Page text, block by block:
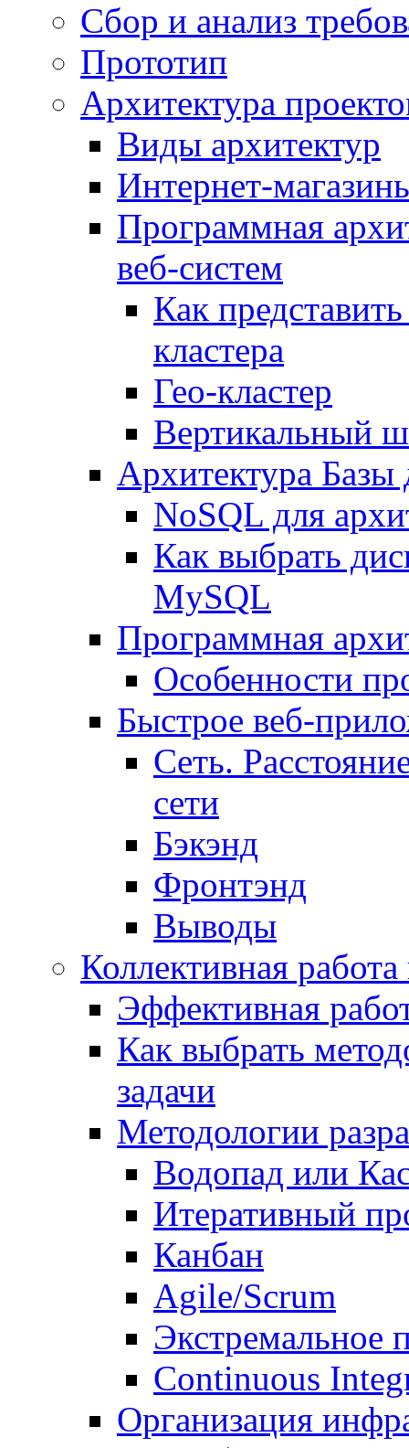
Сбор и анализ
Прототип
Архитектура
Виды архитектур
Интернет-
Программная
веб-систем
Как
кластера
Гео-кластер
Вертикальный
Архитектура
NoSQL для
Как выбрать
MySQL
Программная
Особенности
Быстрое веб-
Сеть.
сети
Бэкэнд
Фронтэнд
Выводы
Коллективная
Эффективная
Как выбрать
задачи
Методологии
Водопад или
Итеративный
Канбан
Agile/Scrum
Экстремальное
Continuous
Организация